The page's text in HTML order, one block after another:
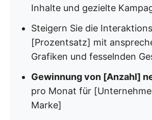
Inhalte und gezielte
Steigern Sie die
[Prozentsatz] mit
Grafiken und fesselnden
Gewinnung von [Anzahl]
pro Monat für
Marke]